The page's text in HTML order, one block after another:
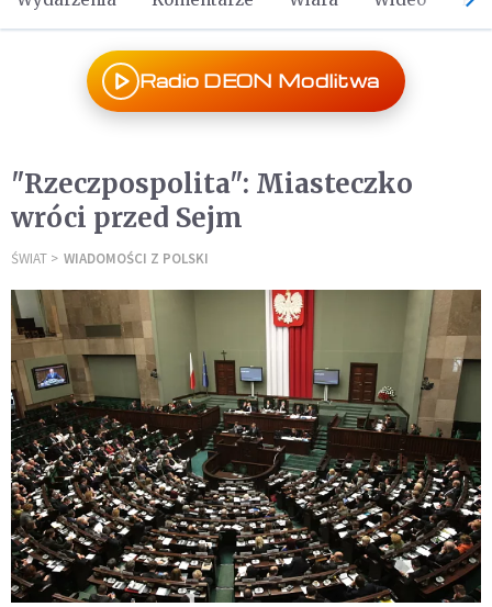
Radio DEON Modlitwa
"Rzeczpospolita": Miasteczko
wróci przed Sejm
ŚWIAT WIADOMOŚCI Z POLSKI